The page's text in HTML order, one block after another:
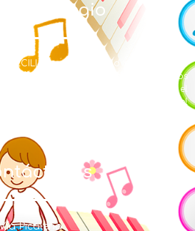
Colegio
CECILIA con Modalidad en Educación
se creó en la búsqueda de ofrecer a los
formación integral, centrada en el
valores, de conocimientos y en el
Vía Picaleña